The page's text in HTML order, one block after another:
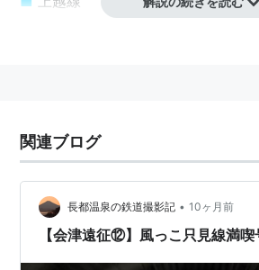
■ 只見線
「小出駅」→藪神駅−越後広瀬駅
須原駅−上条駅−入広瀬駅− 大白川
口駅…会津坂下駅… 会津若松駅
関連ブログ
長都温泉の鉄道撮影記 • 10ヶ月前
【会津遠征⑫】風っこ只見線満